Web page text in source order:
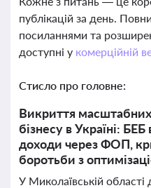
публікацій за день.
посиланнями та
доступні у комерційній
Стисло про головне:
Викриття
бізнесу в Україні:
доходи через ФОП,
боротьби з
У Миколаївській